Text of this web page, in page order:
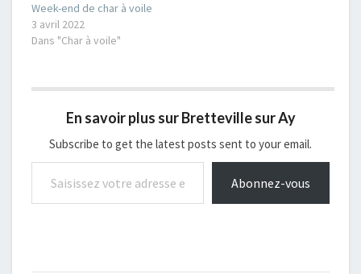
Week-end de char à voile
3 avril 2022
Dans "Char à voile"
En savoir plus sur Bretteville sur Ay
Subscribe to get the latest posts sent to your email.
Saisissez votre adresse e-mail…
Abonnez-vous